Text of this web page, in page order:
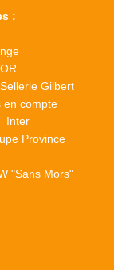
:
Gilbert
en compte
Inter
Province
"Sans Mors"